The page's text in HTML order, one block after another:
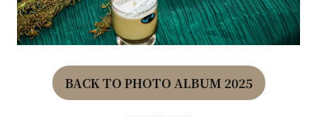
BACK TO PHOTO ALBUM 2025
(OPENS